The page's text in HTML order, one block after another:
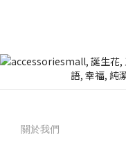
關於我們